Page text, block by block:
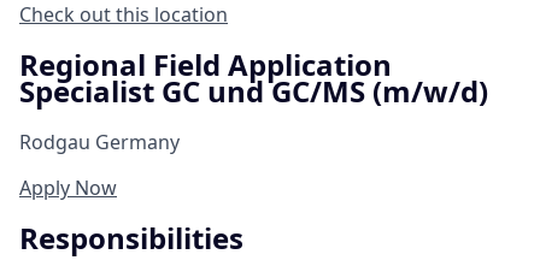
Check out this location
Regional Field Application
Specialist GC und GC/MS (m/w/d)
Rodgau Germany
Apply Now
Responsibilities